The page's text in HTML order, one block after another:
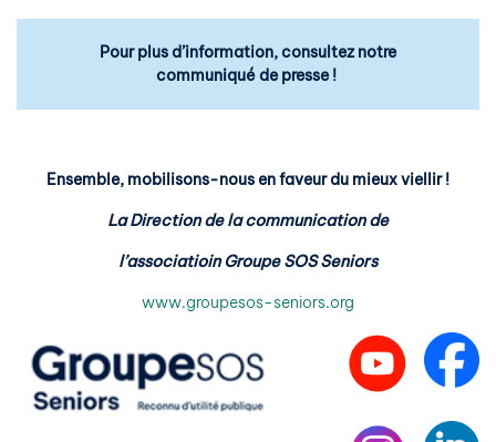
Pour plus d’information, consultez notre
communiqué de presse !
Ensemble, mobilisons-nous en faveur du mieux viellir !
La Direction de la communication de
l’associatioin Groupe SOS Seniors
www.groupesos-seniors.org